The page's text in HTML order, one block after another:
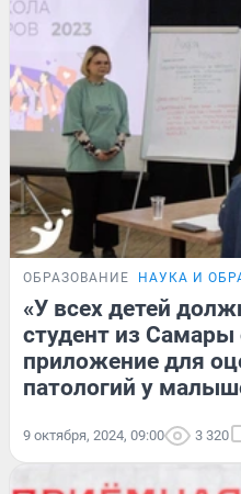
ОБРАЗОВАНИЕ НАУКА И
«У всех детей
студент из Самары
приложение для
патологий у
9 октября, 2024, 09:00 3 320